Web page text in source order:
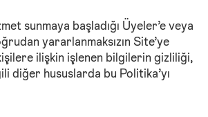
sunmaya başladığı Üyeler’e veya
yararlanmaksızın Site’ye
ilişkin işlenen bilgilerin gizliliği,
diğer hususlarda bu Politika’yı